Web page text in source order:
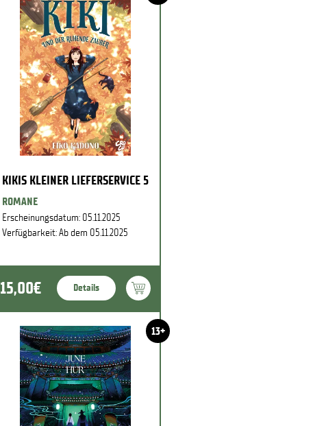
KIKIS KLEINER LIEFERSERVICE 5
ROMANE
Erscheinungsdatum: 05.11.2025
Verfügbarkeit: Ab dem 05.11.2025
15,00€ Details
13+